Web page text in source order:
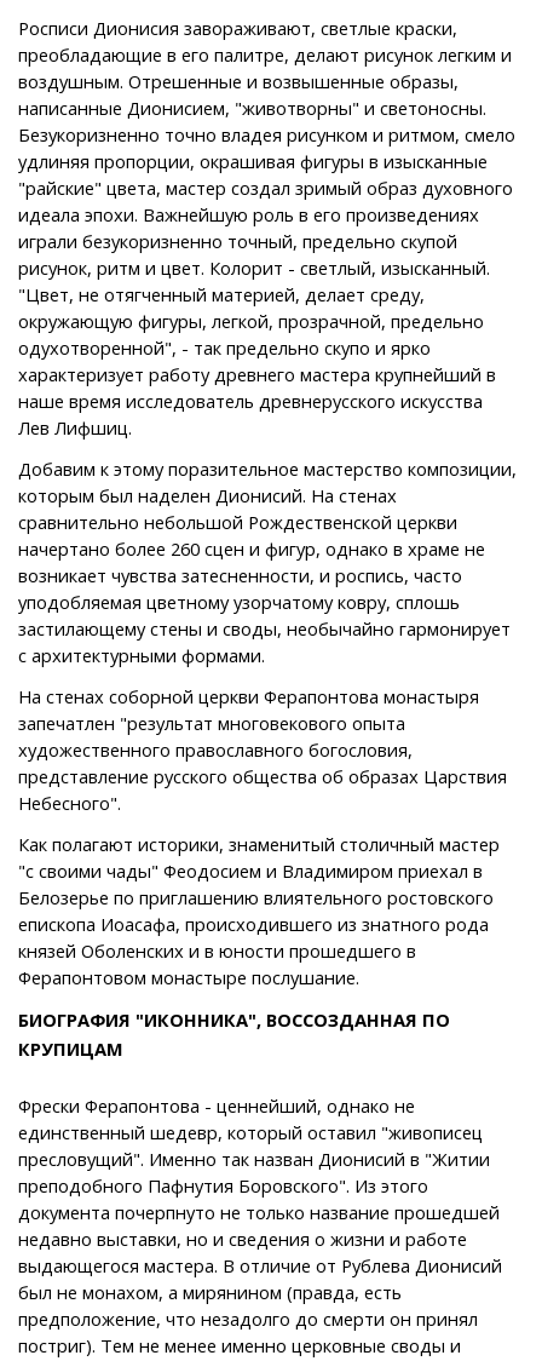
Росписи Дионисия завораживают, светлые краски,
преобладающие в его палитре, делают рисунок легким и
воздушным. Отрешенные и возвышенные образы,
написанные Дионисием, "животворны" и светоносны.
Безукоризненно точно владея рисунком и ритмом, смело
удлиняя пропорции, окрашивая фигуры в изысканные
"райские" цвета, мастер создал зримый образ духовного
идеала эпохи. Важнейшую роль в его произведениях
играли безукоризненно точный, предельно скупой
рисунок, ритм и цвет. Колорит - светлый, изысканный.
"Цвет, не отягченный материей, делает среду,
окружающую фигуры, легкой, прозрачной, предельно
одухотворенной", - так предельно скупо и ярко
характеризует работу древнего мастера крупнейший в
наше время исследователь древнерусского искусства
Лев Лифшиц.
Добавим к этому поразительное мастерство композиции,
которым был наделен Дионисий. На стенах
сравнительно небольшой Рождественской церкви
начертано более 260 сцен и фигур, однако в храме не
возникает чувства затесненности, и роспись, часто
уподобляемая цветному узорчатому ковру, сплошь
застилающему стены и своды, необычайно гармонирует
с архитектурными формами.
На стенах соборной церкви Ферапонтова монастыря
запечатлен "результат многовекового опыта
художественного православного богословия,
представление русского общества об образах Царствия
Небесного".
Как полагают историки, знаменитый столичный мастер
"с своими чады" Феодосием и Владимиром приехал в
Белозерье по приглашению влиятельного ростовского
епископа Иоасафа, происходившего из знатного рода
князей Оболенских и в юности прошедшего в
Ферапонтовом монастыре послушание.
БИОГРАФИЯ "ИКОННИКА", ВОССОЗДАННАЯ ПО
КРУПИЦАМ
Фрески Ферапонтова - ценнейший, однако не
единственный шедевр, который оставил "живописец
пресловущий". Именно так назван Дионисий в "Житии
преподобного Пафнутия Боровского". Из этого
документа почерпнуто не только название прошедшей
недавно выставки, но и сведения о жизни и работе
выдающегося мастера. В отличие от Рублева Дионисий
был не монахом, а мирянином (правда, есть
предположение, что незадолго до смерти он принял
постриг). Тем не менее именно церковные своды и